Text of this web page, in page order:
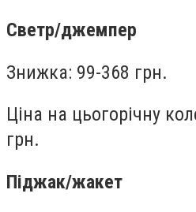
Светр/джемпер
Знижка: 99-368 грн.
Ціна на цьогорічну
грн.
Піджак/жакет